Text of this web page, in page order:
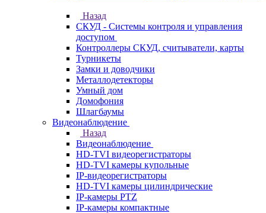
Назад
СКУД - Системы контроля и управления
доступом
Контроллеры СКУД, считыватели, карты
Турникеты
Замки и доводчики
Металлодетекторы
Умный дом
Домофония
Шлагбаумы
Видеонаблюдение
Назад
Видеонаблюдение
HD-TVI видеорегистраторы
HD-TVI камеры купольные
IP-видеорегистраторы
HD-TVI камеры цилиндрические
IP-камеры PTZ
IP-камеры компактные